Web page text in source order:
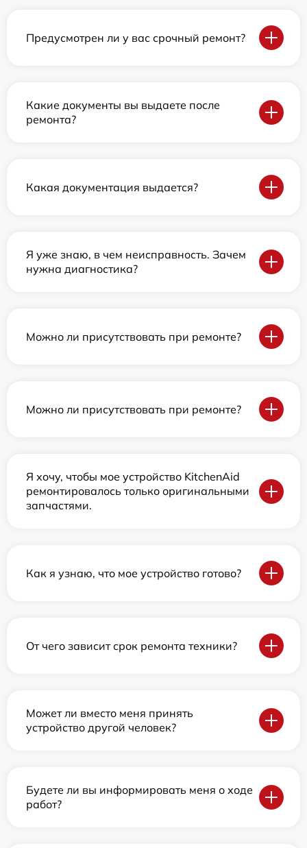
Предусмотрен ли у вас срочный ремонт?
Какие документы вы выдаете после
ремонта?
Какая документация выдается?
Я уже знаю, в чем неисправность. Зачем
нужна диагностика?
Можно ли присутствовать при ремонте?
Можно ли присутствовать при ремонте?
Я хочу, чтобы мое устройство KitchenAid
ремонтировалось только оригинальными
запчастями.
Как я узнаю, что мое устройство готово?
От чего зависит срок ремонта техники?
Может ли вместо меня принять
устройство другой человек?
Будете ли вы информировать меня о ходе
работ?